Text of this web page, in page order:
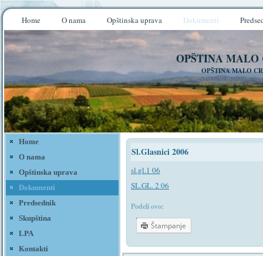
Home O nama Opštinska uprava Dokumenti
OPŠTINA MALO
OPŠTINA MALO
Home
O nama
Opštinska uprava
Dokumenti
Predsednik
Skupština
LPA
Kontakti
Sl.Glasnici 2006
sl.gl.1 06
SL.GL. 2 06
Podeli ovo:
Štampanje